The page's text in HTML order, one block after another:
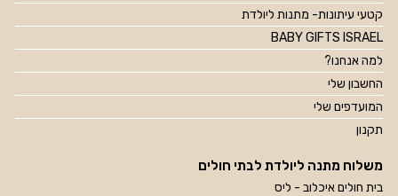
קטעי עיתונות- מתנות ליולדת
BABY GIFTS ISRAEL
למה אנחנו?
החשבון שלי
המועדפים שלי
תקנון
משלוח מתנה ליולדת לבתי חולים
בית חולים איכלוב - ליס